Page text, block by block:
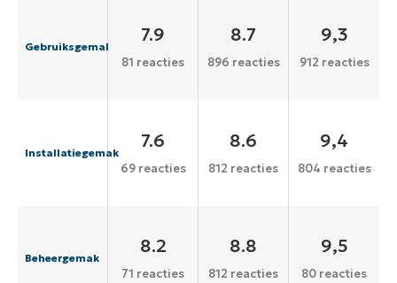
Gebruiksgemak
7.9
81 reacties
8.7
896 reacties
9,3
912 reacties
Installatiegemak
7.6
69 reacties
8.6
812 reacties
9,4
804 reacties
Beheergemak
8.2
71 reacties
8.8
812 reacties
9,5
80 reacties